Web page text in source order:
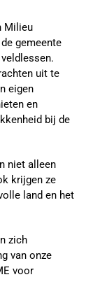
Milieu
gemeente
uit te
eigen
en
bij de
niet alleen
krijgen ze
land en het
zich
van onze
voor